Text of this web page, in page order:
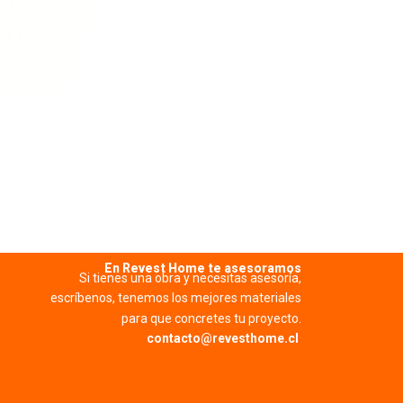
En Revest Home te asesoramos
Si tienes una obra y necesitas asesoría,
escríbenos, tenemos los mejores materiales
para que concretes tu proyecto.
contacto@revesthome.cl